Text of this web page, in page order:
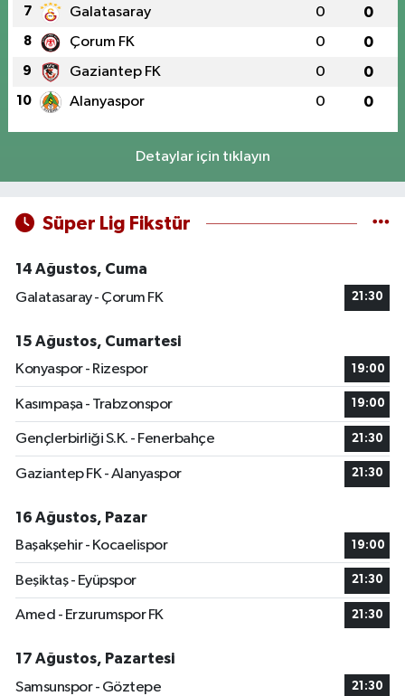
7 Galatasaray 0 0
8 Çorum FK 0 0
9 Gaziantep FK 0 0
10 Alanyaspor 0 0
Detaylar için tıklayın
Süper Lig Fikstür
14 Ağustos, Cuma
Galatasaray - Çorum FK
21:30
15 Ağustos, Cumartesi
Konyaspor - Rizespor
19:00
Kasımpaşa - Trabzonspor 19:00
Gençlerbirliği S.K. - Fenerbahçe 21:30
Gaziantep FK - Alanyaspor 21:30
16 Ağustos, Pazar
Başakşehir - Kocaelispor
19:00
Beşiktaş - Eyüpspor 21:30
Amed - Erzurumspor FK 21:30
17 Ağustos, Pazartesi
Samsunspor - Göztepe
21:30